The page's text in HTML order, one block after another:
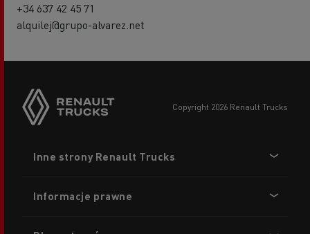
+34 637 42 45 71
alquilej@grupo-alvarez.net
copyright 2026 Renault Trucks
menu
Inne strony Renault Trucks
Informacje prawne